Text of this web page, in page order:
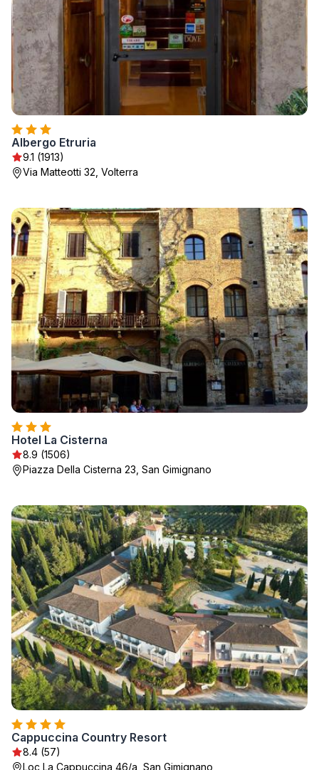
Albergo Etruria
9.1 (1913)
Via Matteotti 32, Volterra
Hotel La Cisterna
8.9 (1506)
Piazza Della Cisterna 23, San Gimignano
Cappuccina Country Resort
8.4 (57)
Loc La Cappuccina 46/a, San Gimignano